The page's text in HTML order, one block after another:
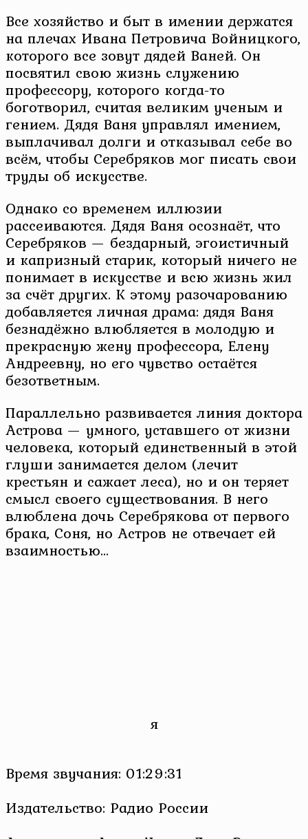
Все хозяйство и быт в имении держатся
на плечах Ивана Петровича Войницкого,
которого все зовут дядей Ваней. Он
посвятил свою жизнь служению
профессору, которого когда-то
боготворил, считая великим ученым и
гением. Дядя Ваня управлял имением,
выплачивал долги и отказывал себе во
всём, чтобы Серебряков мог писать свои
труды об искусстве.
Однако со временем иллюзии
рассеиваются. Дядя Ваня осознаёт, что
Серебряков — бездарный, эгоистичный
и капризный старик, который ничего не
понимает в искусстве и всю жизнь жил
за счёт других. К этому разочарованию
добавляется личная драма: дядя Ваня
безнадёжно влюбляется в молодую и
прекрасную жену профессора, Елену
Андреевну, но его чувство остаётся
безответным.
Параллельно развивается линия доктора
Астрова — умного, уставшего от жизни
человека, который единственный в этой
глуши занимается делом (лечит
крестьян и сажает леса), но и он теряет
смысл своего существования. В него
влюблена дочь Серебрякова от первого
брака, Соня, но Астров не отвечает ей
взаимностью…
я
Время звучания: 01:29:31
Издательство: Радио России